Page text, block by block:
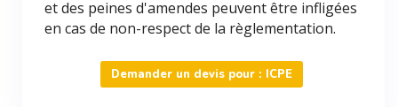
et des peines d'amendes peuvent être infligées
en cas de non-respect de la règlementation.
Demander un devis pour : ICPE